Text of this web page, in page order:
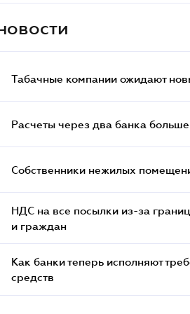
Табачные компании ожидают
Расчеты через два банка
Собственники нежилых
НДС на все посылки из-за
и граждан
Как банки теперь исполняют
средств